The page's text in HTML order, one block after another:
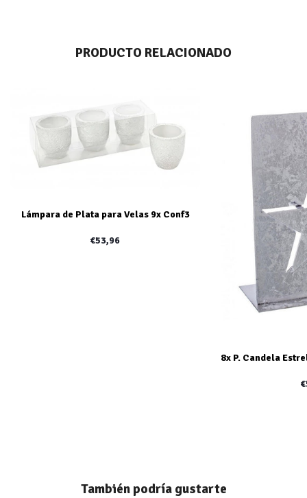
PRODUCTO RELACIONADO
Lámpara de Plata para Velas 9x Conf3
€53,96
8x P. Candela
También podría gustarte